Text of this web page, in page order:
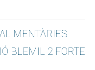
BLEMIL 2 FORTE